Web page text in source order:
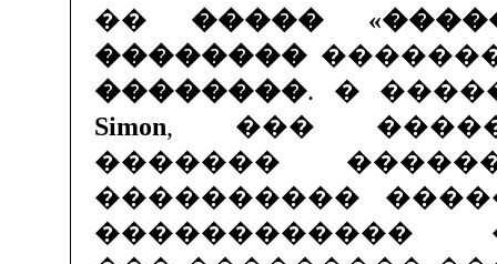
�� �����
��������
��������. �
Simon, ���
�������
����������
������������